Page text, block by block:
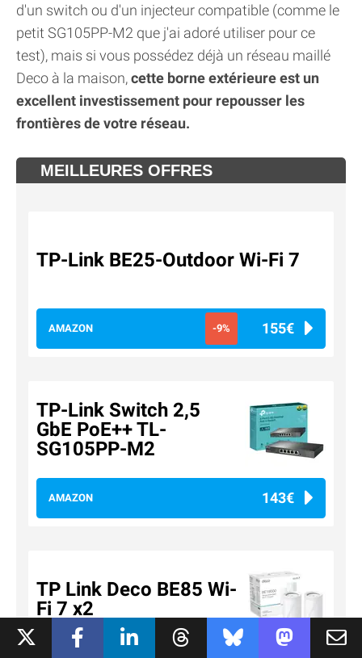
d'un switch ou d'un injecteur compatible (comme le
petit SG105PP-M2 que j'ai adoré utiliser pour ce
test), mais si vous possédez déjà un réseau maillé
Deco à la maison,cette borne extérieure est un
excellent investissement pour repousser les
frontières de votre réseau.
MEILLEURES OFFRES
TP-Link BE25-Outdoor Wi-Fi 7
AMAZON -9% 155€
TP-Link Switch 2,5
GbE PoE++ TL-
SG105PP-M2
AMAZON 143€
TP Link Deco BE85 Wi-
Fi 7 x2